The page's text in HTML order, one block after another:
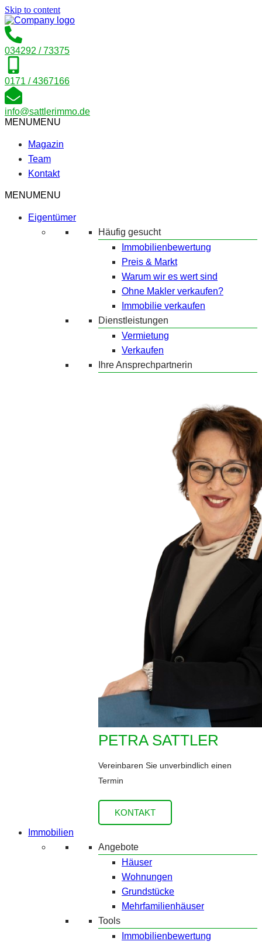
Skip to content
034292 / 73375
0171 / 4367166
info@sattlerimmo.de
MENUMENU
Magazin
Team
Kontakt
MENUMENU
Eigentümer
Häufig gesucht
Immobilienbewertung
Preis & Markt
Warum wir es wert sind
Ohne Makler verkaufen?
Immobilie verkaufen
Dienstleistungen
Vermietung
Verkaufen
Ihre Ansprechpartnerin
PETRA SATTLER
Vereinbaren Sie unverbindlich einen
Termin
KONTAKT
Immobilien
Angebote
Häuser
Wohnungen
Grundstücke
Mehrfamilienhäuser
Tools
Immobilienbewertung